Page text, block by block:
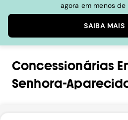
agora em menos de
SAIBA MAIS
Concessionárias
Senhora-